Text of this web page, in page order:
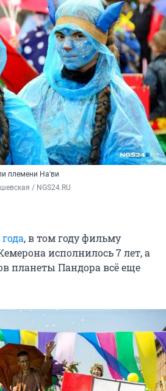
племени На'ви
/ NGS24.RU
, в том году фильму
исполнилось 7 лет, а
планеты Пандора всё еще